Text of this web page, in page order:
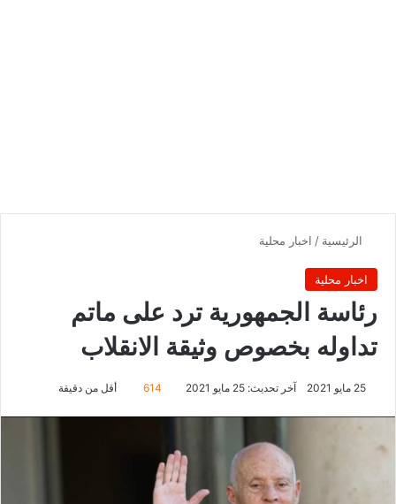
الرئيسية / اخبار محلية
اخبار محلية
رئاسة الجمهورية ترد على ماتم
تداوله بخصوص وثيقة الانقلاب
25 مايو 2021 آخر تحديث: 25 مايو 2021 614 أقل من دقيقة